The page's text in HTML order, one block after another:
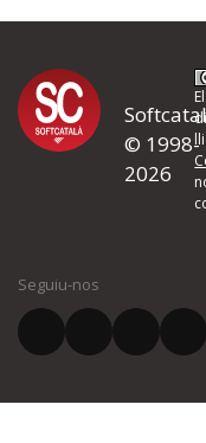
d'errors
Si heu trobat un error
quina és la millora
El vostre correu
© 1998-
2026
Seguiu-nos